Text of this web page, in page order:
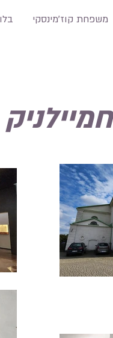
משפחת קוז'מינסקי